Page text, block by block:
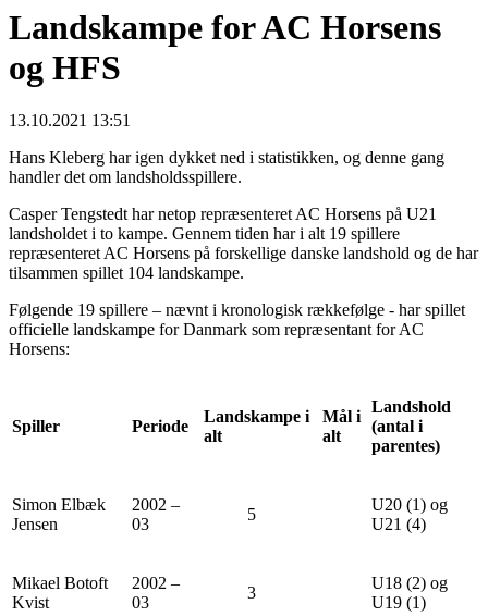
Landskampe for AC Horsens
og HFS
13.10.2021 13:51
Hans Kleberg har igen dykket ned i statistikken, og denne gang
handler det om landsholdsspillere.
Casper Tengstedt har netop repræsenteret AC Horsens på U21
landsholdet i to kampe. Gennem tiden har i alt 19 spillere
repræsenteret AC Horsens på forskellige danske landshold og de har
tilsammen spillet 104 landskampe.
Følgende 19 spillere – nævnt i kronologisk rækkefølge - har spillet
officielle landskampe for Danmark som repræsentant for AC
Horsens:
Spiller Periode
Landskampe i
alt
Mål i
alt
Landshold
(antal i
parentes)
Simon Elbæk
Jensen
2002 –
03
5
U20 (1) og
U21 (4)
Mikael Botoft
Kvist
2002 –
03
3
U18 (2) og
U19 (1)